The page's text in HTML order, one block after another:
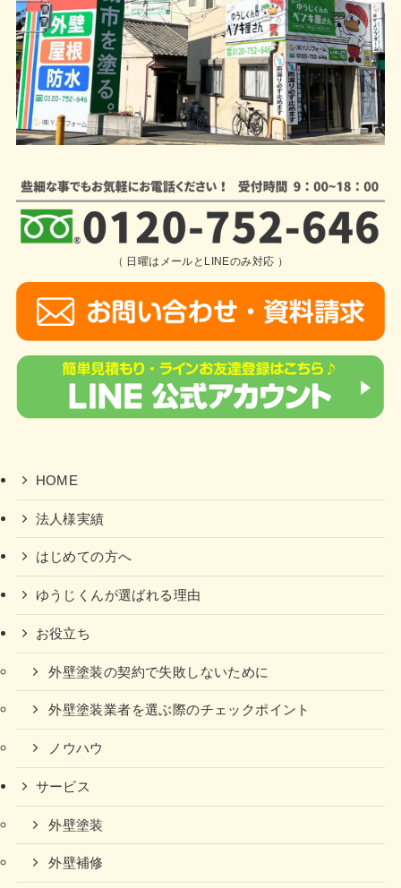
（ 日曜はメールとLINEのみ対応 ）
HOME
法人様実績
はじめての方へ
ゆうじくんが選ばれる理由
お役立ち
外壁塗装の契約で失敗しないために
外壁塗装業者を選ぶ際のチェックポイント
ノウハウ
サービス
外壁塗装
外壁補修